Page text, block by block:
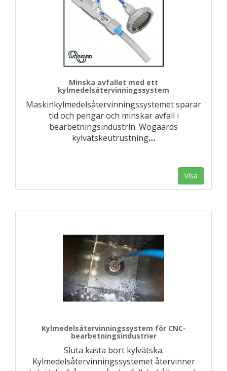
Minska avfallet med ett
kylmedelsåtervinningssystem
Maskinkylmedelsåtervinningssystemet sparar
tid och pengar och minskar avfall i
bearbetningsindustrin. Wogaards
kylvätskeutrustning…
Visa
Kylmedelsåtervinningssystem för CNC-
bearbetningsindustrier
Sluta kasta bort kylvätska.
Kylmedelsåtervinningssystemet återvinner